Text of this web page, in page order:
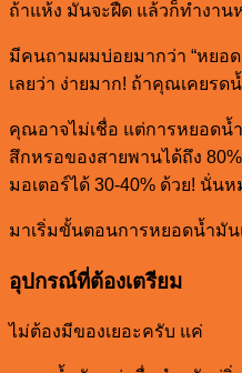
ถ้าแห้ง มันจะฝืด แล้วก็ทำงาน
มีคนถามผมบ่อยมากว่า “หยอ
เลยว่า ง่ายมาก! ถ้าคุณเคยร
คุณอาจไม่เชื่อ แต่การหยอดน้
สึกหรอของสายพานได้ถึง
มอเตอร์ได้ 30-40% ด้วย! นั่น
มาเริ่มขั้นตอนการหยอดน้ำมั
อุปกรณ์ที่ต้องเตรียม
ไม่ต้องมีของเยอะครับ แค่